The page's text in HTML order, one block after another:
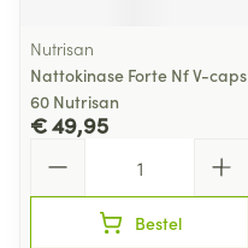
Nutrisan
Nattokinase Forte Nf V-caps
60 Nutrisan
€ 49,95
Bestel